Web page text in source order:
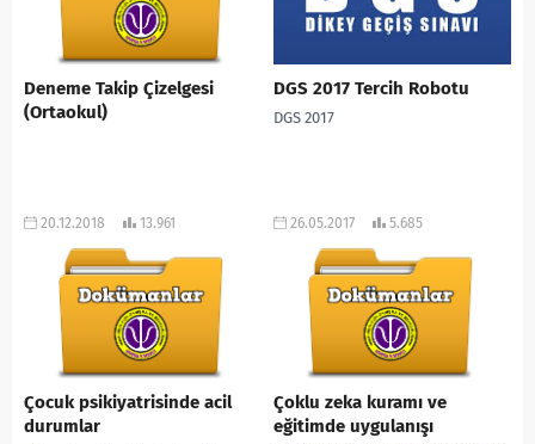
Deneme Takip Çizelgesi
(Ortaokul)
20.12.2018 13.961
DGS 2017 Tercih Robotu
DGS 2017
26.05.2017 5.685
Çocuk psikiyatrisinde acil
durumlar
Çoklu zeka kuramı ve
eğitimde uygulanışı